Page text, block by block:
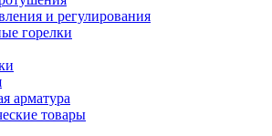
и регулирования
горелки
арматура
товары